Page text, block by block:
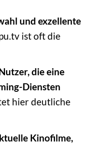
und exzellente
ist oft die
die eine
Diensten
hier deutliche
Kinofilme,